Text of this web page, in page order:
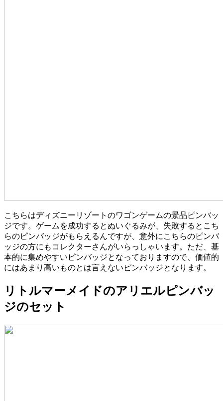
こちらはディズニーリゾートのワゴンゲームの景品ピンバッ
ジです。ゲームを成功するとぬいぐるみが、失敗するとこち
らのピンバッジがもらえるんですが、意外にこちらのピンバ
ッジの方にもコレクターさんがいらっしゃいます。ただ、基
本的に集めやすいピンバッジとなっておりますので、価値的
にはあまり高いものとは言えないピンバッジとなります。
リトルマーメイドのアリエルピンバッ
ジのセット